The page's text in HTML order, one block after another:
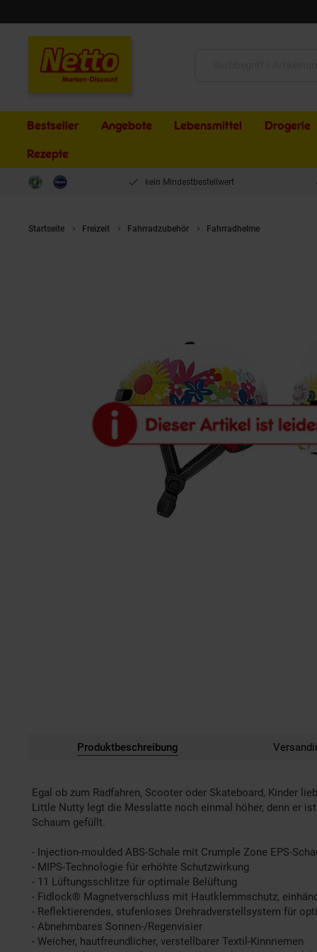
Bestseller Angebote Lebensmittel Drogerie
Rezepte
kein Mindestbestellwert
Startseite Freizeit Fahrradzubehör Fahrradhelme
Produktbeschreibung
Egal ob zum Radfahren, Scooter oder Skateboard, Kinder
Little Nutty legt die Messlatte noch einmal höher, denn er
Schaum gefüllt.
- Injection-moulded ABS-Schale mit Crumple Zone EPS-
- MIPS-Technologie für erhöhte Schutzwirkung
- 11 Lüftungsschlitze für optimale Belüftung
- Fidlock® Magnetverschluss mit Hautklemmschutz,
- Reflektierendes, stufenloses Drehradverstellsystem für
- Abnehmbares Sonnen-/Regenvisier
- Weicher, hautfreundlicher, verstellbarer Textil-Kinnriemen